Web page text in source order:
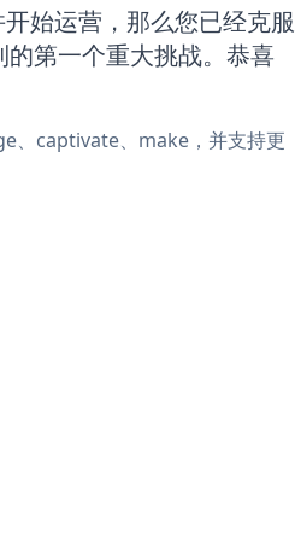
始运营，那么您已经克服
第一个重大挑战。恭喜
、captivate、make，并支持更